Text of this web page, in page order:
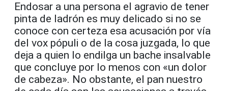
Endosar a una persona el agravio de tener
pinta de ladrón es muy delicado si no se
conoce con certeza esa acusación por vía
del vox pópuli o de la cosa juzgada, lo que
deja a quien lo endilga un bache insalvable
que concluye por lo menos con «un dolor
de cabeza». No obstante, el pan nuestro